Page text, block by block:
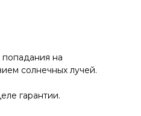
на
солнечных лучей.
гарантии.